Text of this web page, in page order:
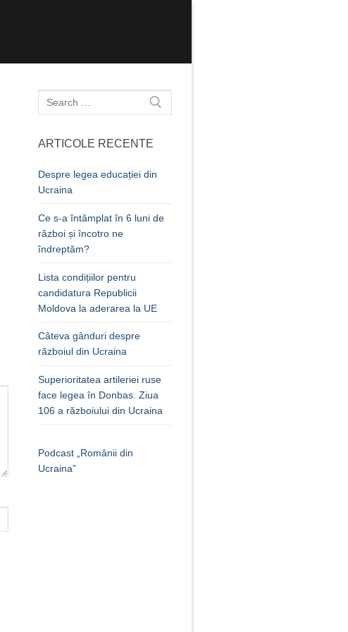
Caută
după:
ARTICOLE RECENTE
Despre legea educației din
Ucraina
Ce s-a întâmplat în 6 luni de
război și încotro ne
îndreptăm?
Lista condițiilor pentru
candidatura Republicii
Moldova la aderarea la UE
Câteva gânduri despre
războiul din Ucraina
Superioritatea artileriei ruse
face legea în Donbas. Ziua
106 a războiului din Ucraina
Podcast „Românii din
Ucraina”